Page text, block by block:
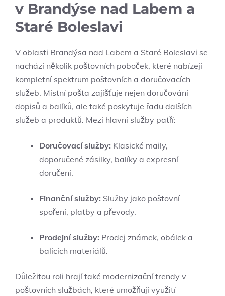
v Brandýse nad Labem a
Staré Boleslavi
V oblasti Brandýsa nad Labem a Staré Boleslavi se
nachází několik poštovních poboček, které nabízejí
kompletní spektrum poštovních a doručovacích
služeb. Místní pošta zajišťuje nejen doručování
dopisů a balíků, ale také poskytuje řadu dalších
služeb a produktů. Mezi hlavní služby patří:
Doručovací služby: Klasické maily,
doporučené zásilky, balíky a expresní
doručení.
Finanční služby: Služby jako poštovní
spoření, platby a převody.
Prodejní služby: Prodej známek, obálek a
balicích materiálů.
Důležitou roli hrají také modernizační trendy v
poštovních službách, které umožňují využití